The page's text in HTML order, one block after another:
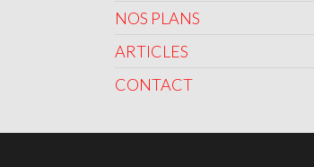
NOS PLANS
ARTICLES
CONTACT